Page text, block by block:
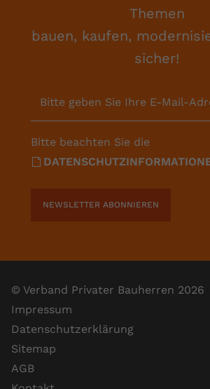
Themen
bauen, kaufen,
sicher!
Bitte geben Sie Ihre E-Mail-
Bitte beachten Sie die
NEWSLETTER ABONNIEREN
© Verband Privater Bauherren 2026
Impressum
Datenschutzerklärung
Sitemap
AGB